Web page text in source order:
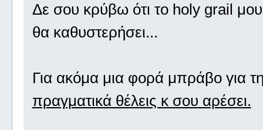
Δε σου κρύβω ότι το holy grail μου
θα καθυστερήσει...
Για ακόμα μια φορά μπράβο για
πραγματικά θέλεις κ σου αρέσει.